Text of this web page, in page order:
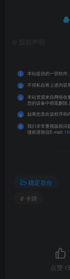
版权声明
1 本站提供的一切软件
2 不得私自将上述内容
3
本站资源来自网络收
您的设备中彻底删除
4
如果您喜欢该程序和
5
我们非常重视版权问
侵权请致信E-mail:
稳定后台
# 卡牌
点赞 15